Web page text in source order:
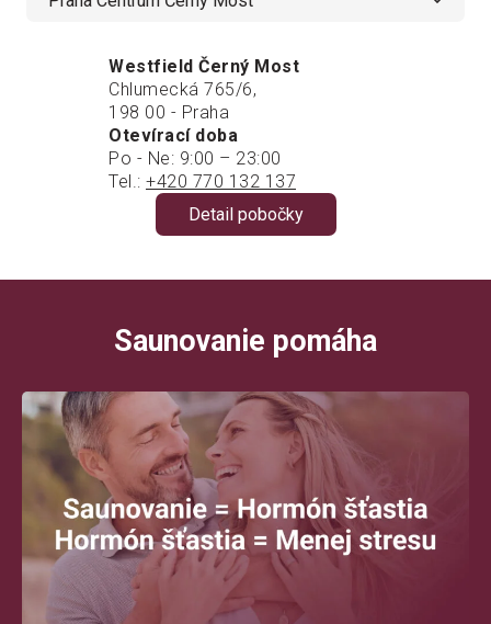
Westfield Černý Most
Chlumecká 765/6,
198 00 - Praha
Otevírací doba
Po - Ne: 9:00 – 23:00
Tel.: +420 770 132 137
Detail pobočky
Saunovanie pomáha